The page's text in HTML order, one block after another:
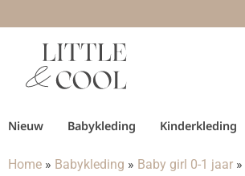
Nieuw Babykleding Kinderkleding
Home » Babykleding » Baby girl 0-1 jaar »